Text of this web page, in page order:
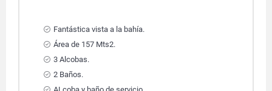
Fantástica vista a la bahía.
Área de 157 Mts2.
3 Alcobas.
2 Baños.